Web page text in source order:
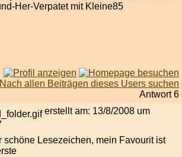
Her-Verpatet mit Kleine85
Antwort 6
erstellt am: 13/8/2008 um
schöne Lesezeichen, mein Favourit ist